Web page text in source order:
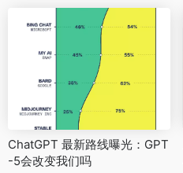
ChatGPT 最新路线曝光：GPT
-5会改变我们吗